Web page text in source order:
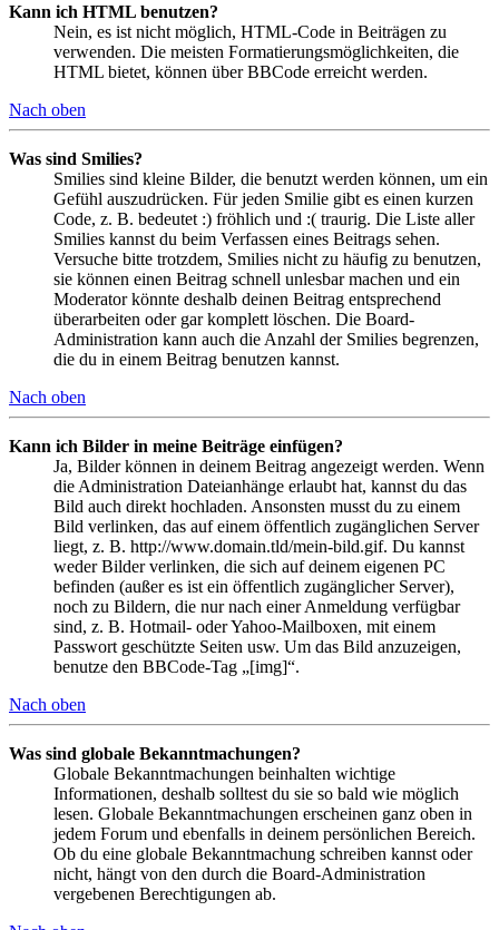
Kann ich HTML benutzen?
Nein, es ist nicht möglich, HTML-Code in Beiträgen zu
verwenden. Die meisten Formatierungsmöglichkeiten, die
HTML bietet, können über BBCode erreicht werden.
Nach oben
Was sind Smilies?
Smilies sind kleine Bilder, die benutzt werden können, um ein
Gefühl auszudrücken. Für jeden Smilie gibt es einen kurzen
Code, z. B. bedeutet :) fröhlich und :( traurig. Die Liste aller
Smilies kannst du beim Verfassen eines Beitrags sehen.
Versuche bitte trotzdem, Smilies nicht zu häufig zu benutzen,
sie können einen Beitrag schnell unlesbar machen und ein
Moderator könnte deshalb deinen Beitrag entsprechend
überarbeiten oder gar komplett löschen. Die Board-
Administration kann auch die Anzahl der Smilies begrenzen,
die du in einem Beitrag benutzen kannst.
Nach oben
Kann ich Bilder in meine Beiträge einfügen?
Ja, Bilder können in deinem Beitrag angezeigt werden. Wenn
die Administration Dateianhänge erlaubt hat, kannst du das
Bild auch direkt hochladen. Ansonsten musst du zu einem
Bild verlinken, das auf einem öffentlich zugänglichen Server
liegt, z. B. http://www.domain.tld/mein-bild.gif. Du kannst
weder Bilder verlinken, die sich auf deinem eigenen PC
befinden (außer es ist ein öffentlich zugänglicher Server),
noch zu Bildern, die nur nach einer Anmeldung verfügbar
sind, z. B. Hotmail- oder Yahoo-Mailboxen, mit einem
Passwort geschützte Seiten usw. Um das Bild anzuzeigen,
benutze den BBCode-Tag „[img]“.
Nach oben
Was sind globale Bekanntmachungen?
Globale Bekanntmachungen beinhalten wichtige
Informationen, deshalb solltest du sie so bald wie möglich
lesen. Globale Bekanntmachungen erscheinen ganz oben in
jedem Forum und ebenfalls in deinem persönlichen Bereich.
Ob du eine globale Bekanntmachung schreiben kannst oder
nicht, hängt von den durch die Board-Administration
vergebenen Berechtigungen ab.